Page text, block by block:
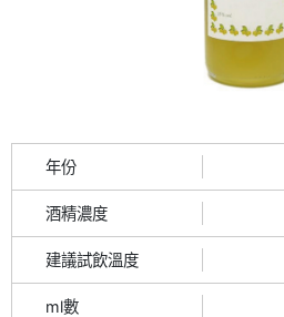
年份
酒精濃度
建議試飲溫度
ml數